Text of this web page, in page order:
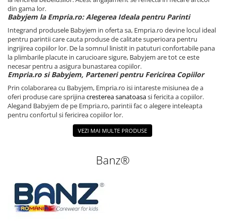
din gama lor.
Babyjem la Empria.ro: Alegerea Ideala pentru Parinti
Integrand produsele Babyjem in oferta sa, Empria.ro devine locul ideal
pentru parintii care cauta produse de calitate superioara pentru
ingrijirea copiilor lor. De la somnul linistit in patuturi confortabile pana
la plimbarile placute in carucioare sigure, Babyjem are tot ce este
necesar pentru a asigura bunastarea copiilor.
Empria.ro si Babyjem, Parteneri pentru Fericirea Copiilor
Prin colaborarea cu Babyjem, Empria.ro isi intareste misiunea de a
oferi produse care sprijinacresterea sanatoasasi fericita a copiilor.
Alegand Babyjem de pe Empria.ro, parintii fac o alegere inteleapta
pentru confortul si fericirea copiilor lor.
VEZI MAI MULTE PRODUSE
Banz®